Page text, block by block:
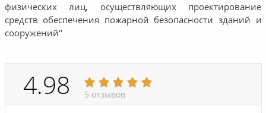
физических лиц, осуществляющих проектирование
средств обеспечения пожарной безопасности зданий и
сооружений"
4.98 5 отзывов